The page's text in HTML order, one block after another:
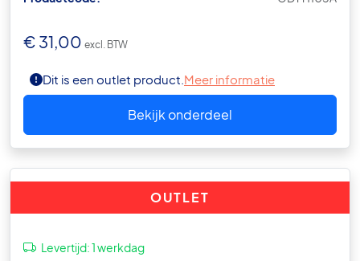
€ 31,00 excl. BTW
Dit is een outlet product. Meer informatie
Bekijk onderdeel
OUTLET
Levertijd:1 werkdag